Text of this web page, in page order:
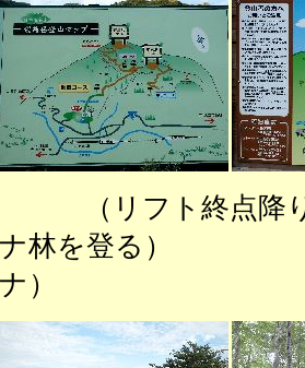
（リフト終
ナ林を登る）
ナ）